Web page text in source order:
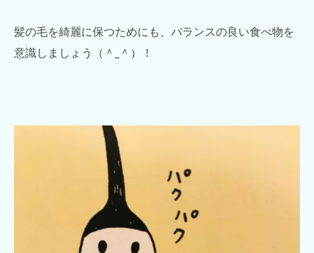
髪の毛を綺麗に保つためにも、バランスの良い食べ物を
意識しましょう（＾_＾）！